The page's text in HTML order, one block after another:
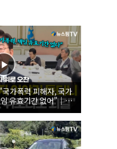
가폭력 피해자, 국가
유효기간 없어"｜
자 위로 오찬